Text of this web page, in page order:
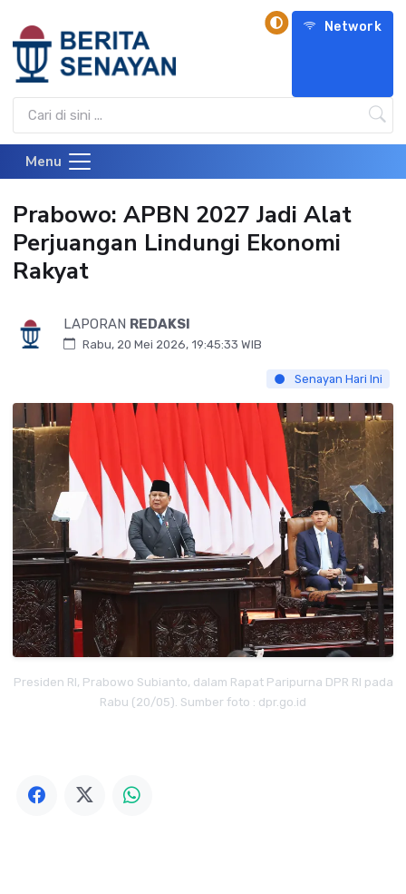
Network
Menu
Prabowo: APBN 2027 Jadi Alat
Perjuangan Lindungi Ekonomi
Rakyat
LAPORAN REDAKSI
Rabu, 20 Mei 2026, 19:45:33 WIB
Senayan Hari Ini
Presiden RI, Prabowo Subianto, dalam Rapat Paripurna DPR RI pada
Rabu (20/05). Sumber foto : dpr.go.id